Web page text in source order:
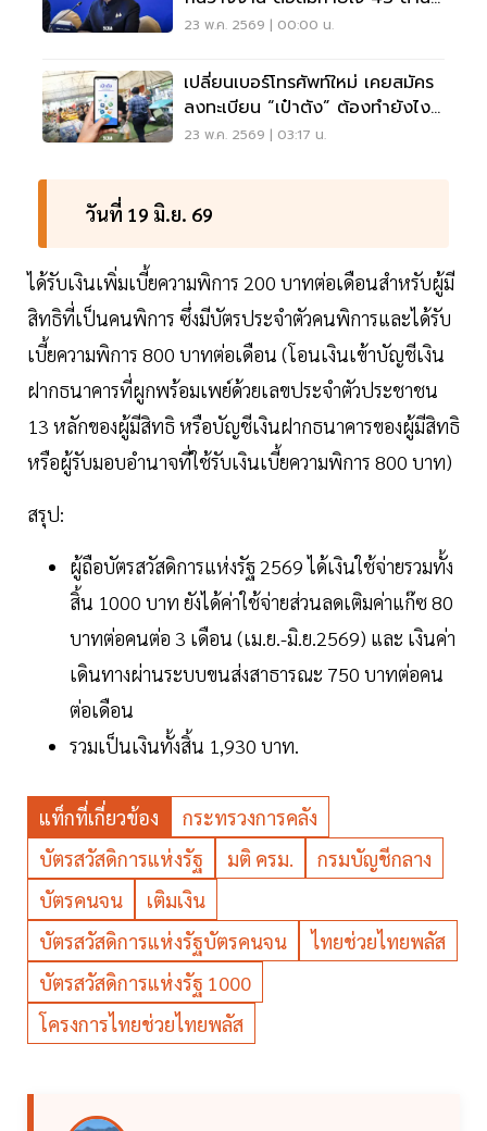
คน
23 พ.ค. 2569 | 00:00 น.
เปลี่ยนเบอร์โทรศัพท์ใหม่ เคยสมัคร
ลงทะเบียน “เป๋าตัง” ต้องทำยังไง
เช็คที่นี่
23 พ.ค. 2569 | 03:17 น.
วันที่ 19 มิ.ย. 69
ได้รับเงินเพิ่มเบี้ยความพิการ 200 บาทต่อเดือนสำหรับผู้มี
สิทธิที่เป็นคนพิการ ซึ่งมีบัตรประจำตัวคนพิการและได้รับ
เบี้ยความพิการ 800 บาทต่อเดือน (โอนเงินเข้าบัญชีเงิน
ฝากธนาคารที่ผูกพร้อมเพย์ด้วยเลขประจำตัวประชาชน
13 หลักของผู้มีสิทธิ หรือบัญชีเงินฝากธนาคารของผู้มีสิทธิ
หรือผู้รับมอบอำนาจที่ใช้รับเงินเบี้ยความพิการ 800 บาท)
สรุป:
ผู้ถือบัตรสวัสดิการแห่งรัฐ 2569 ได้เงินใช้จ่ายรวมทั้ง
สิ้น 1000 บาท ยังได้ค่าใช้จ่ายส่วนลดเติมค่าแก๊ซ 80
บาทต่อคนต่อ 3 เดือน (เม.ย.-มิ.ย.2569) และ เงินค่า
เดินทางผ่านระบบขนส่งสาธารณะ 750 บาทต่อคน
ต่อเดือน
รวมเป็นเงินทั้งสิ้น 1,930 บาท.
แท็กที่เกี่ยวข้อง
กระทรวงการคลัง
บัตรสวัสดิการแห่งรัฐ
มติ ครม.
กรมบัญชีกลาง
บัตรคนจน
เติมเงิน
บัตรสวัสดิการแห่งรัฐบัตรคนจน
ไทยช่วยไทยพลัส
บัตรสวัสดิการแห่งรัฐ 1000
โครงการไทยช่วยไทยพลัส